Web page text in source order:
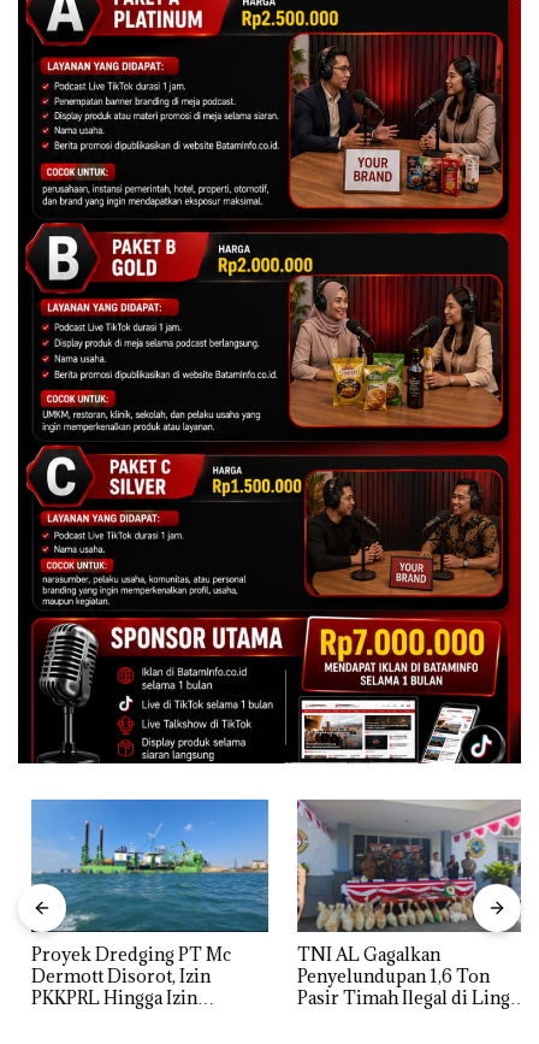
Proyek Dredging PT Mc
Dermott Disorot, Izin
PKKPRL Hingga Izin
TNI AL Gagalkan
Penyelundupan 1,6 Ton
Pasir Timah Ilegal di Lingga,